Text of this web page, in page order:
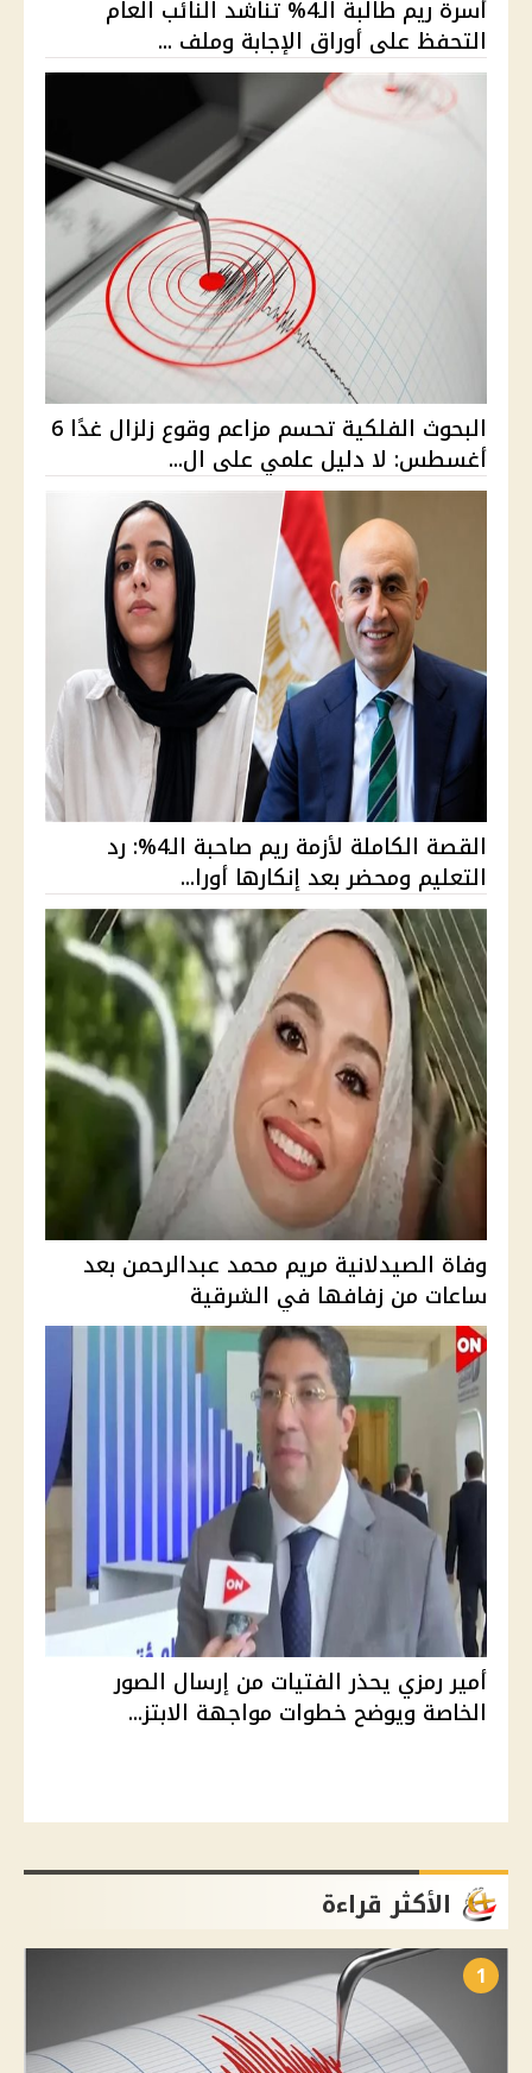
أسرة ريم طالبة الـ4% تناشد النائب العام
التحفظ على أوراق الإجابة وملف ...
البحوث الفلكية تحسم مزاعم وقوع زلزال غدًا 6
أغسطس: لا دليل علمي على ال...
القصة الكاملة لأزمة ريم صاحبة الـ4%: رد
التعليم ومحضر بعد إنكارها أورا...
وفاة الصيدلانية مريم محمد عبدالرحمن بعد
ساعات من زفافها في الشرقية
أمير رمزي يحذر الفتيات من إرسال الصور
الخاصة ويوضح خطوات مواجهة الابتز...
الأكثر قراءة
1